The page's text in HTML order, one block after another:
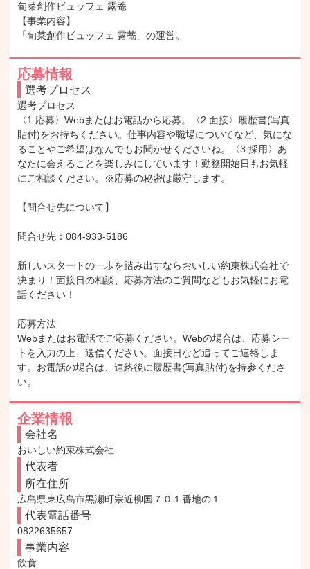
旬菜創作ビュッフェ 露菴
【事業内容】
「旬菜創作ビュッフェ 露菴」の運営。
応募情報
選考プロセス
選考プロセス
〈1.応募〉Webまたはお電話から応募。〈2.面接〉履歴書(写真
貼付)をお持ちください。仕事内容や職場についてなど、気にな
ることやご希望はなんでもお聞かせくださいね。〈3.採用〉あ
なたに会えることを楽しみにしています！勤務開始日もお気軽
にご相談ください。※応募の秘密は厳守します。
【問合せ先について】
問合せ先：084-933-5186
新しいスタートの一歩を踏み出すならおいしい約束株式会社で
決まり！面接日の相談、応募方法のご質問などもお気軽にお電
話ください！
応募方法
Webまたはお電話でご応募ください。Webの場合は、応募シー
トを入力の上、送信ください。面接日など追ってご連絡しま
す。お電話の場合は、連絡後に履歴書(写真貼付)を持参くださ
い。
企業情報
会社名
おいしい約束株式会社
代表者
所在住所
広島県東広島市黒瀬町宗近柳国７０１番地の１
代表電話番号
0822635657
事業内容
飲食